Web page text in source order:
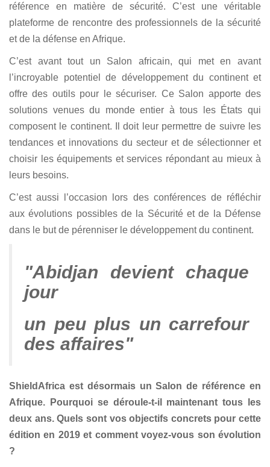
référence en matière de sécurité. C’est une véritable
plateforme de rencontre des professionnels de la sécurité
et de la défense en Afrique.
C’est avant tout un Salon africain, qui met en avant
l’incroyable potentiel de développement du continent et
offre des outils pour le sécuriser. Ce Salon apporte des
solutions venues du monde entier à tous les États qui
composent le continent. Il doit leur permettre de suivre les
tendances et innovations du secteur et de sélectionner et
choisir les équipements et services répondant au mieux à
leurs besoins.
C’est aussi l’occasion lors des conférences de réfléchir
aux évolutions possibles de la Sécurité et de la Défense
dans le but de pérenniser le développement du continent.
"Abidjan devient chaque
jour
un peu plus un carrefour
des affaires"
ShieldAfrica est désormais un Salon de référence en
Afrique. Pourquoi se déroule-t-il maintenant tous les
deux ans. Quels sont vos objectifs concrets pour cette
édition en 2019 et comment voyez-vous son évolution
?